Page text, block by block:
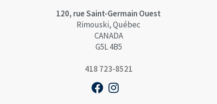
120, rue Saint-Germain Ouest
Rimouski, Québec
CANADA
G5L 4B5
418 723-8521